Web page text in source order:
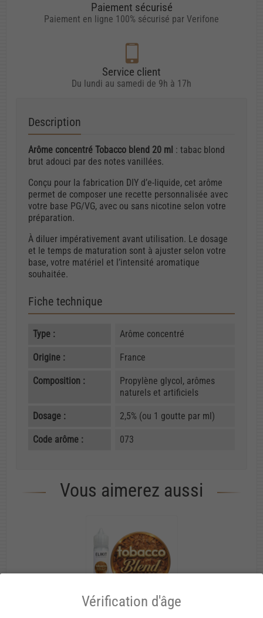
Paiement sécurisé
Paiement en ligne 100% sécurisé par Verifone
Service client
Du lundi au samedi de 9h à 17h
Description
Arôme concentré Tobacco blend 20 ml : tabac blond
brut adouci par des notes vanillées.
Conçu pour la fabrication DIY d’e-liquide, cet arôme
permet de composer une recette personnalisée avec
votre base PG/VG, avec ou sans nicotine selon votre
préparation.
À diluer impérativement avant utilisation. Le dosage
et le temps de maturation sont à ajuster selon votre
base, votre matériel et l’intensité aromatique
souhaitée.
Fiche technique
Type : Arôme concentré
Origine : France
Composition :
Propylène glycol, arômes
naturels et artificiels
Dosage : 2,5% (ou 1 goutte par ml)
Code arôme : 073
Vous aimerez aussi
Vérification d'âge